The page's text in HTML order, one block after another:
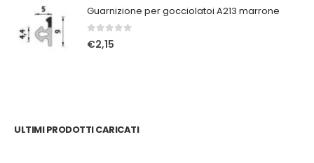
Guarnizione per gocciolatoi A213 marrone
Su 5
€2,15
ULTIMI PRODOTTI CARICATI